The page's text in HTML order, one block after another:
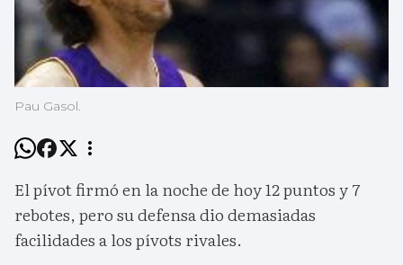
Pau Gasol.
El pívot firmó en la noche de hoy 12 puntos y 7
rebotes, pero su defensa dio demasiadas
facilidades a los pívots rivales.